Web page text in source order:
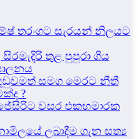
තරංගට සැරයන් නිලයට
තුළ පුපුරා ගිය
සමග මෙරට නීතී
?
වසර එකහමාරක
ලබාදීම ගැන සත්‍ය